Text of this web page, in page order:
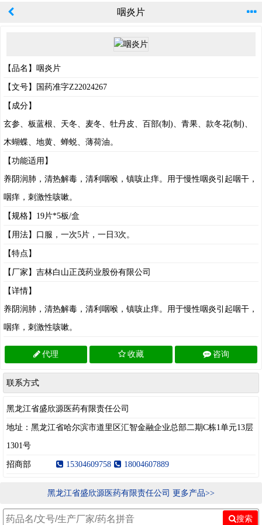
咽炎片
【品名】咽炎片
【文号】国药准字Z22024267
【成分】
玄参、板蓝根、天冬、麦冬、牡丹皮、百部(制)、青果、款冬花(制)、
木蝴蝶、地黄、蝉蜕、薄荷油。
【功能适用】
养阴润肺，清热解毒，清利咽喉，镇咳止痒。用于慢性咽炎引起咽干，
咽痒，刺激性咳嗽。
【规格】19片*5板/盒
【用法】口服，一次5片，一日3次。
【特点】
【厂家】吉林白山正茂药业股份有限公司
【详情】
养阴润肺，清热解毒，清利咽喉，镇咳止痒。用于慢性咽炎引起咽干，
咽痒，刺激性咳嗽。
代理 收藏 咨询
联系方式
黑龙江省盛欣源医药有限责任公司
地址：黑龙江省哈尔滨市道里区汇智金融企业总部二期C栋1单元13层
1301号
招商部 15304609758 18004607889
黑龙江省盛欣源医药有限责任公司 更多产品>>
搜索